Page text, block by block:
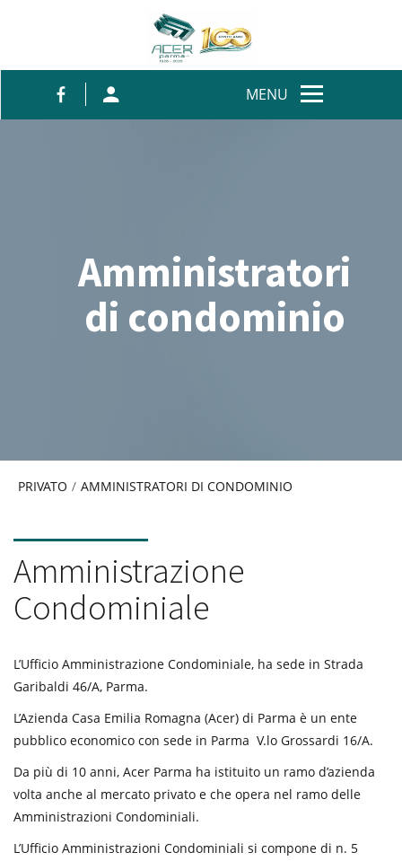
MENU
Amministratori
di condominio
PRIVATO / AMMINISTRATORI DI CONDOMINIO
Amministrazione
Condominiale
L’Ufficio Amministrazione Condominiale, ha sede in Strada
Garibaldi 46/A, Parma.
L’Azienda Casa Emilia Romagna (Acer) di Parma è un ente
pubblico economico con sede in Parma V.lo Grossardi 16/A.
Da più di 10 anni, Acer Parma ha istituito un ramo d’azienda
volta anche al mercato privato e che opera nel ramo delle
Amministrazioni Condominiali.
L’Ufficio Amministrazioni Condominiali si compone di n. 5